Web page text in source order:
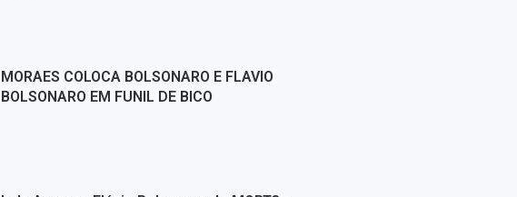
MORAES COLOCA BOLSONARO E FLAVIO
BOLSONARO EM FUNIL DE BICO